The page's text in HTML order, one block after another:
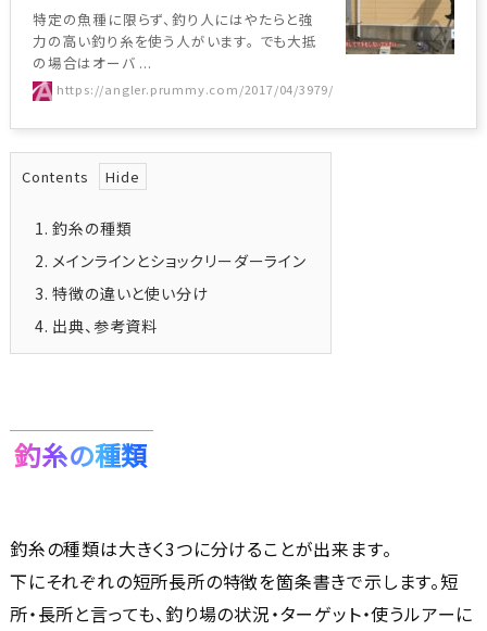
特定の魚種に限らず、釣り人にはやたらと強
力の高い釣り糸を使う人がいます。 でも大抵
の場合はオーバ ...
https://angler.prummy.com/2017/04/3979/
Contents
1. 釣糸の種類
2. メインラインとショックリーダーライン
3. 特徴の違いと使い分け
4. 出典、参考資料
釣糸の種類
釣糸の種類は大きく3つに分けることが出来ます。
下にそれぞれの短所長所の特徴を箇条書きで示します。短
所・長所と言っても、釣り場の状況・ターゲット・使うルアーに